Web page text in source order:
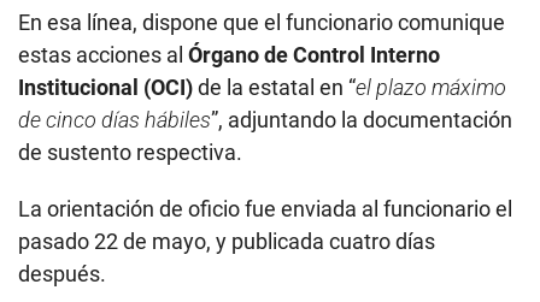
En esa línea, dispone que el funcionario comunique
estas acciones al Órgano de Control Interno
Institucional (OCI)de la estatal en “el plazo máximo
de cinco días hábiles”, adjuntando la documentación
de sustento respectiva.
La orientación de oficio fue enviada al funcionario el
pasado 22 de mayo, y publicada cuatro días
después.